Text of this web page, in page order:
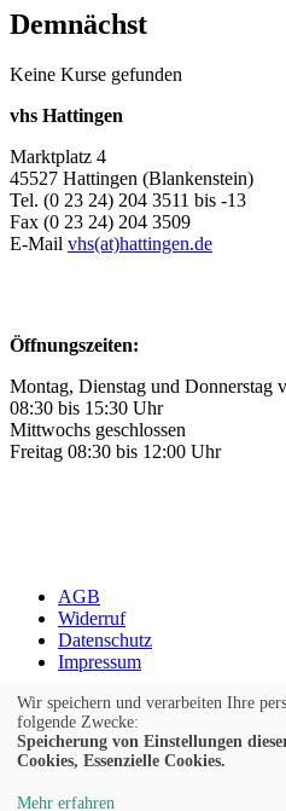
Demnächst
Keine Kurse gefunden
vhs Hattingen
Marktplatz 4
45527 Hattingen (Blankenstein)
Tel. (0 23 24) 204 3511 bis -13
Fax (0 23 24) 204 3509
E-Mail vhs(at)hattingen.de
Öffnungszeiten:
Montag, Dienstag und Donnerstag
08:30 bis 15:30 Uhr
Mittwochs geschlossen
Freitag 08:30 bis 12:00 Uhr
AGB
Widerruf
Datenschutz
Impressum
Cookie Einstellungen
Widerrufsformular
Wir speichern und verarbeiten Ihre
folgende Zwecke:
Speicherung von Einstellungen
Cookies, Essenzielle Cookies.
Mehr erfahren